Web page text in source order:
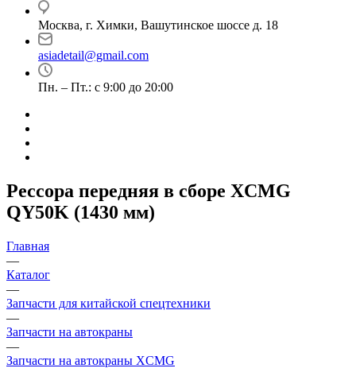
Москва, г. Химки, Вашутинское шоссе д. 18
asiadetail@gmail.com
Пн. – Пт.: с 9:00 до 20:00
Рессора передняя в сборе XCMG
QY50K (1430 мм)
Главная
—
Каталог
—
Запчасти для китайской спецтехники
—
Запчасти на автокраны
—
Запчасти на автокраны XCMG